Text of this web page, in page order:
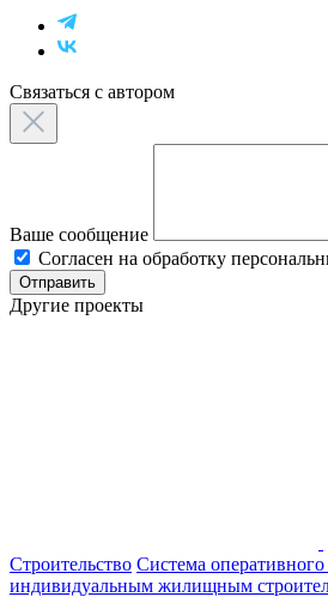
Связаться с автором
Ваше сообщение
Согласен на обработку
Отправить
Другие проекты
Строительство Система
индивидуальным жилищным